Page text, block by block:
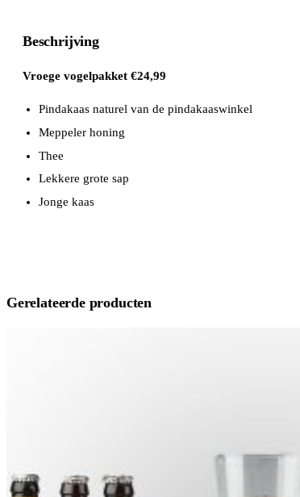
Beschrijving
Vroege vogelpakket €24,99
Pindakaas naturel van de pindakaaswinkel
Meppeler honing
Thee
Lekkere grote sap
Jonge kaas
Gerelateerde producten